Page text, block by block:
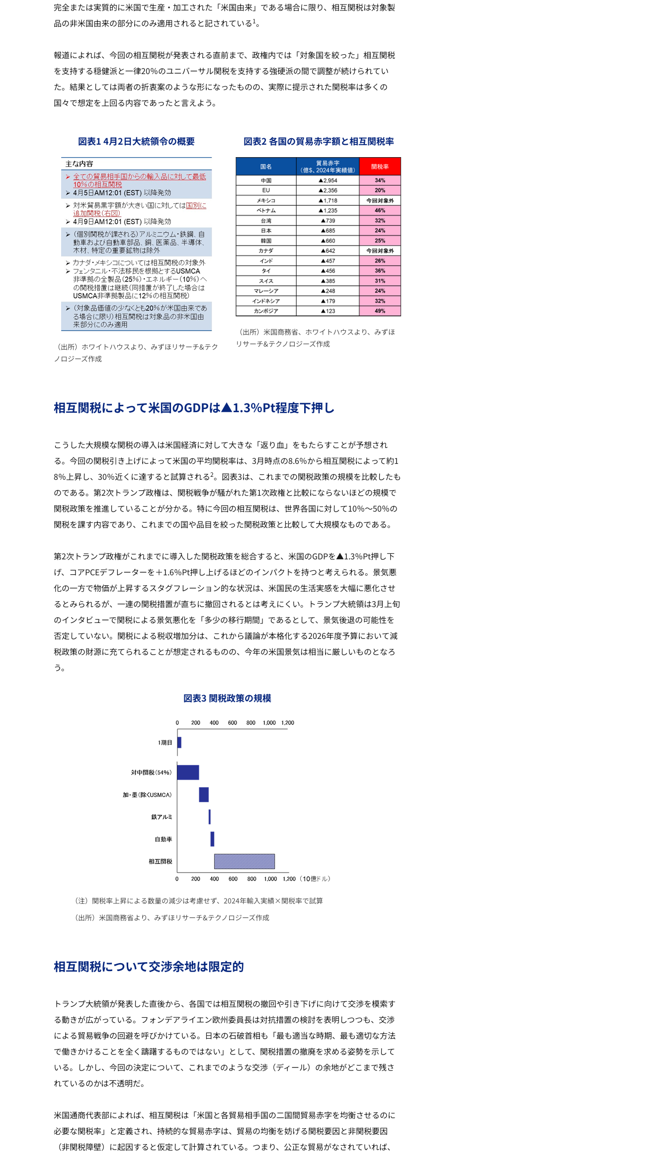
完全または実質的に米国で生産・加工された「米国由来」である場合に限り、相互関税は対象製
品の非米国由来の部分にのみ適用されると記されている1。
報道によれば、今回の相互関税が発表される直前まで、政権内では「対象国を絞った」相互関税
を支持する穏健派と一律20％のユニバーサル関税を支持する強硬派の間で調整が続けられてい
た。結果としては両者の折衷案のような形になったものの、実際に提示された関税率は多くの
国々で想定を上回る内容であったと言えよう。
図表1 4月2日大統領令の概要
（出所）ホワイトハウスより、みずほリサーチ&テク
ノロジーズ作成
図表2 各国の貿易赤字額と相互関税率
（出所）米国商務省、ホワイトハウスより、みずほ
リサーチ&テクノロジーズ作成
相互関税によって米国のGDPは▲1.3％Pt程度下押し
こうした大規模な関税の導入は米国経済に対して大きな「返り血」をもたらすことが予想され
る。今回の関税引き上げによって米国の平均関税率は、3月時点の8.6％から相互関税によって約1
8％上昇し、30％近くに達すると試算される2。図表3は、これまでの関税政策の規模を比較したも
のである。第2次トランプ政権は、関税戦争が騒がれた第1次政権と比較にならないほどの規模で
関税政策を推進していることが分かる。特に今回の相互関税は、世界各国に対して10％～50％の
関税を課す内容であり、これまでの国や品目を絞った関税政策と比較して大規模なものである。
第2次トランプ政権がこれまでに導入した関税政策を総合すると、米国のGDPを▲1.3％Pt押し下
げ、コアPCEデフレーターを＋1.6％Pt押し上げるほどのインパクトを持つと考えられる。景気悪
化の一方で物価が上昇するスタグフレーション的な状況は、米国民の生活実感を大幅に悪化させ
るとみられるが、一連の関税措置が直ちに撤回されるとは考えにくい。トランプ大統領は3月上旬
のインタビューで関税による景気悪化を「多少の移行期間」であるとして、景気後退の可能性を
否定していない。関税による税収増加分は、これから議論が本格化する2026年度予算において減
税政策の財源に充てられることが想定されるものの、今年の米国景気は相当に厳しいものとなろ
う。
図表3 関税政策の規模
（注）関税率上昇による数量の減少は考慮せず、2024年輸入実績×関税率で試算
（出所）米国商務省より、みずほリサーチ&テクノロジーズ作成
相互関税について交渉余地は限定的
トランプ大統領が発表した直後から、各国では相互関税の撤回や引き下げに向けて交渉を模索す
る動きが広がっている。フォンデアライエン欧州委員長は対抗措置の検討を表明しつつも、交渉
による貿易戦争の回避を呼びかけている。日本の石破首相も「最も適当な時期、最も適切な方法
で働きかけることを全く躊躇するものではない」として、関税措置の撤廃を求める姿勢を示して
いる。しかし、今回の決定について、これまでのような交渉（ディール）の余地がどこまで残さ
れているのかは不透明だ。
米国通商代表部によれば、相互関税は「米国と各貿易相手国の二国間貿易赤字を均衡させるのに
必要な関税率」と定義され、持続的な貿易赤字は、貿易の均衡を妨げる関税要因と非関税要因
（非関税障壁）に起因すると仮定して計算されている。つまり、公正な貿易がなされていれば、